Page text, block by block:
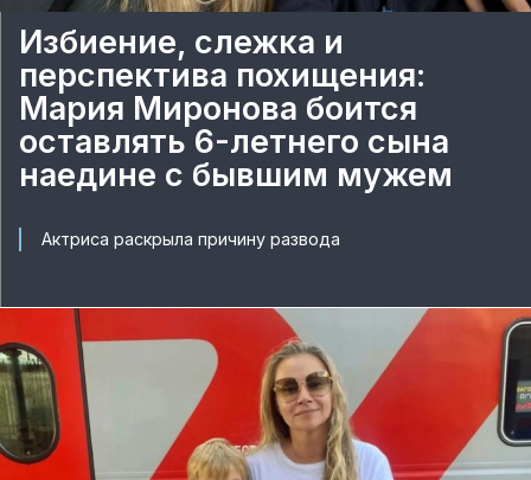
Избиение, слежка и
перспектива похищения:
Мария Миронова боится
оставлять 6-летнего сына
наедине с бывшим мужем
Актриса раскрыла причину развода